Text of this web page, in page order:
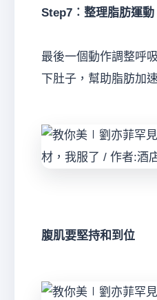
Step7︰整理脂肪運動
最後一個動作調整呼
下肚子，幫助脂肪加
腹肌要堅持和到位